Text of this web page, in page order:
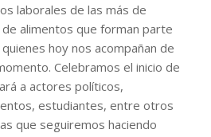
laborales de las más de
alimentos que forman parte
hoy nos acompañan de
Celebramos el inicio de
a actores políticos,
estudiantes, entre otros
que seguiremos haciendo